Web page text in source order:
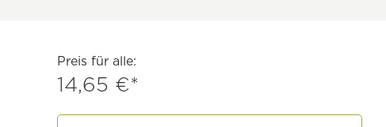
Preis für alle:
14,65 €*